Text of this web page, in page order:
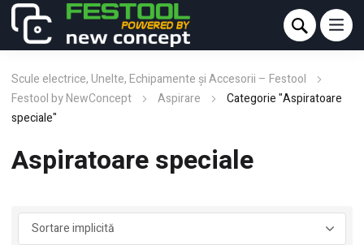
Scule electrice, Unelte, Echipamente și Accesorii – Festool
Festool by NewConcept
Aspirare
Categorie "Aspiratoare
speciale"
Aspiratoare speciale